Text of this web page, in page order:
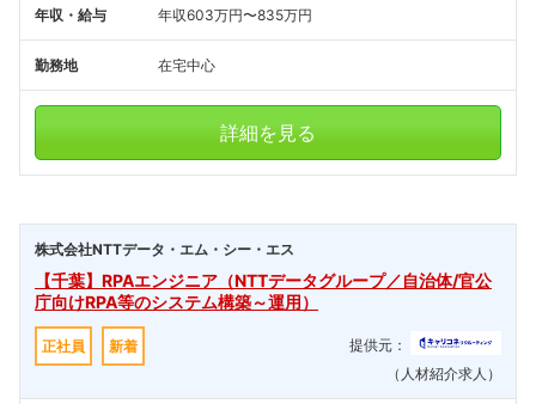
年収・給与 年収603万円〜835万円
勤務地 在宅中心
詳細を見る
株式会社NTTデータ・エム・シー・エス
【千葉】RPAエンジニア（NTTデータグループ／自治体/官公
庁向けRPA等のシステム構築～運用）
正社員 新着
提供元：
（人材紹介求人）